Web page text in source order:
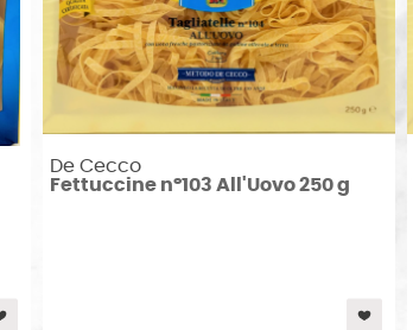
De Cecco
Fettuccine n°103 All'Uovo 250 g